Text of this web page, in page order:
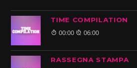
TIME COMPILATION
00:00 06:00
RASSEGNA STAMPA